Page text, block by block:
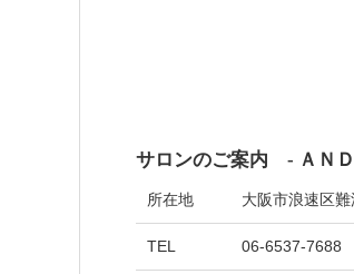
サロンのご案内 - ＡＮ
所在地 大阪市浪速区
TEL 06-6537-7688